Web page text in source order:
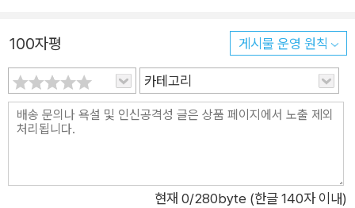
는데……. 이들은 축제를 무사히 마칠 수 있을까? 서로에게 친구
그 문구를 바라보다가 나도 누군가와 커플이 되면 좋겠다는 생각
이 들었다. 사실 그동안 이 행사에 전혀 관심이 없었다. 커플 축제
는 나와 어울리지 않는다고 생각했으니까. 그런데 갑자기 가고 싶
은 너 여섯 친구가 보여주는 실시간의 마음들 여섯 명의 친구들은
100자평 게시물 운영 원칙
카테고리
현재 0/280byte (한글 140자 이내)